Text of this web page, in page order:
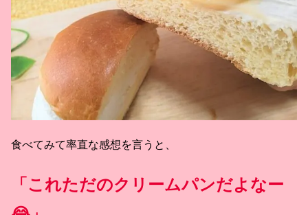
食べてみて率直な感想を言うと、
「これただのクリームパンだよなー